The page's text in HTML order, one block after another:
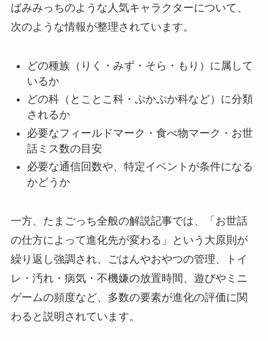
ばみみっちのような人気キャラクターについて、
次のような情報が整理されています。
どの種族（りく・みず・そら・もり）に属して
いるか
どの科（とことこ科・ぷかぷか科など）に分類
されるか
必要なフィールドマーク・食べ物マーク・お世
話ミス数の目安
必要な通信回数や、特定イベントが条件になる
かどうか
一方、たまごっち全般の解説記事では、「お世話
の仕方によって進化先が変わる」という大原則が
繰り返し強調され、ごはんやおやつの管理、トイ
レ・汚れ・病気・不機嫌の放置時間、遊びやミニ
ゲームの頻度など、多数の要素が進化の評価に関
わると説明されています。